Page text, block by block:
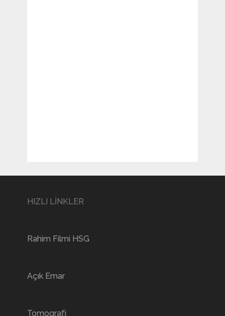
HIZLI LİNKLER
Rahim Filmi HSG
Açık Emar
Tomografi